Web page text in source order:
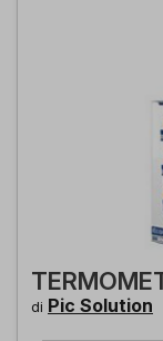
di Pic Solution